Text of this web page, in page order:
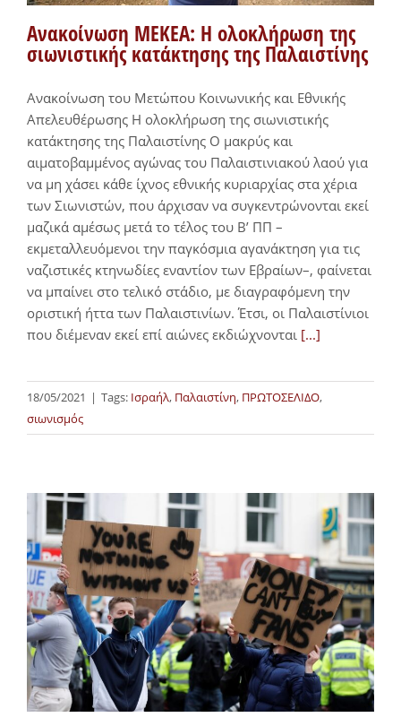
Ανακοίνωση ΜΕΚΕΑ: Η ολοκλήρωση της
σιωνιστικής κατάκτησης της Παλαιστίνης
Ανακοίνωση του Μετώπου Κοινωνικής και Εθνικής
Απελευθέρωσης Η ολοκλήρωση της σιωνιστικής
κατάκτησης της Παλαιστίνης Ο μακρύς και
αιματοβαμμένος αγώνας του Παλαιστινιακού λαού για
να μη χάσει κάθε ίχνος εθνικής κυριαρχίας στα χέρια
των Σιωνιστών, που άρχισαν να συγκεντρώνονται εκεί
μαζικά αμέσως μετά το τέλος του Β’ ΠΠ –
εκμεταλλευόμενοι την παγκόσμια αγανάκτηση για τις
ναζιστικές κτηνωδίες εναντίον των Εβραίων–, φαίνεται
να μπαίνει στο τελικό στάδιο, με διαγραφόμενη την
οριστική ήττα των Παλαιστινίων. Έτσι, οι Παλαιστίνιοι
που διέμεναν εκεί επί αιώνες εκδιώχνονται [...]
18/05/2021 | Tags: Ισραήλ, Παλαιστίνη, ΠΡΩΤΟΣΕΛΙΔΟ,
σιωνισμός